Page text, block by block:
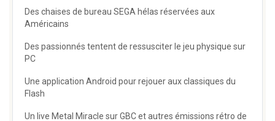
Des chaises de bureau SEGA hélas réservées aux
Américains
Des passionnés tentent de ressusciter le jeu physique sur
PC
Une application Android pour rejouer aux classiques du
Flash
Un live Metal Miracle sur GBC et autres émissions rétro de